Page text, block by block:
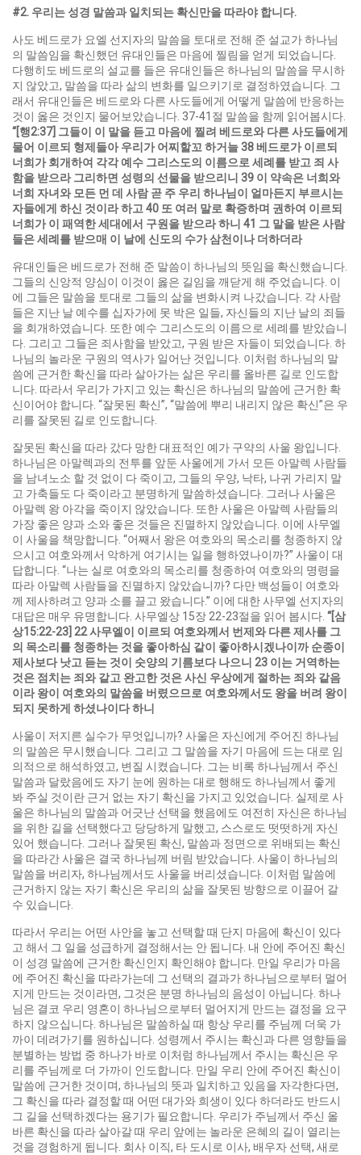
#2. 우리는 성경 말씀과 일치되는 확신만을 따라야 합니다.
사도 베드로가 요엘 선지자의 말씀을 토대로 전해 준 설교가 하나님
의 말씀임을 확신했던 유대인들은 마음에 찔림을 얻게 되었습니다.
다행히도 베드로의 설교를 들은 유대인들은 하나님의 말씀을 무시하
지 않았고, 말씀을 따라 삶의 변화를 일으키기로 결정하였습니다. 그
래서 유대인들은 베드로와 다른 사도들에게 어떻게 말씀에 반응하는
것이 옳은 것인지 물어보았습니다. 37-41절 말씀을 함께 읽어봅시다.
“[ 행2:37] 그들이 이 말을 듣고 마음에 찔려 베드로와 다른 사도들에게
물어 이르되 형제들아 우리가 어찌할꼬 하거늘38베드로가 이르되
너희가 회개하여 각각 예수 그리스도의 이름으로 세례를 받고 죄 사
함을 받으라 그리하면 성령의 선물을 받으리니 39 이 약속은 너희와
너희 자녀와 모든 먼 데 사람 곧 주 우리 하나님이 얼마든지 부르시는
자들에게 하신 것이라 하고 40 또 여러 말로 확증하며 권하여 이르되
너희가 이 패역한 세대에서 구원을 받으라 하니 41 그 말을 받은 사람
들은 세례를 받으매 이 날에 신도의 수가 삼천이나 더하더라
유대인들은 베드로가 전해 준 말씀이 하나님의 뜻임을 확신했습니다.
그들의 신앙적 양심이 이것이 옳은 길임을 깨닫게 해 주었습니다. 이
에 그들은 말씀을 토대로 그들의 삶을 변화시켜 나갔습니다. 각 사람
들은 지난 날 예수를 십자가에 못 박은 일들, 자신들의 지난 날의 죄들
을 회개하였습니다. 또한 예수 그리스도의 이름으로 세례를 받았습니
다. 그리고 그들은 죄사함을 받았고, 구원 받은 자들이 되었습니다. 하
나님의 놀라운 구원의 역사가 일어난 것입니다. 이처럼 하나님의 말
씀에 근거한 확신을 따라 살아가는 삶은 우리를 올바른 길로 인도합
니다. 따라서 우리가 가지고 있는 확신은 하나님의 말씀에 근거한 확
신이어야 합니다. “잘못된 확신”, “말씀에 뿌리 내리지 않은 확신”은 우
리를 잘못된 길로 인도합니다.
잘못된 확신을 따라 갔다 망한 대표적인 예가 구약의 사울 왕입니다.
하나님은 아말렉과의 전투를 앞둔 사울에게 가서 모든 아말렉 사람들
을 남녀노소 할 것 없이 다 죽이고, 그들의 우양, 낙타, 나귀 가리지 말
고 가축들도 다 죽이라고 분명하게 말씀하셨습니다. 그러나 사울은
아말렉 왕 아각을 죽이지 않았습니다. 또한 사울은 아말렉 사람들의
가장 좋은 양과 소와 좋은 것들은 진멸하지 않았습니다. 이에 사무엘
이 사울을 책망합니다. “어째서 왕은 여호와의 목소리를 청종하지 않
으시고 여호와께서 악하게 여기시는 일을 행하였나이까?” 사울이 대
답합니다. “나는 실로 여호와의 목소리를 청종하여 여호와의 명령을
따라 아말렉 사람들을 진멸하지 않았습니까? 다만 백성들이 여호와
께 제사하려고 양과 소를 끌고 왔습니다.” 이에 대한 사무엘 선지자의
대답은 매우 유명합니다. 사무엘상 15장 22-23절을 읽어 봅시다. “[ 삼
상15:22-23] 22사무엘이 이르되 여호와께서 번제와 다른 제사를 그
의 목소리를 청종하는 것을 좋아하심 같이 좋아하시겠나이까 순종이
제사보다 낫고 듣는 것이 숫양의 기름보다 나으니 23 이는 거역하는
것은 점치는 죄와 같고 완고한 것은 사신 우상에게 절하는 죄와 같음
이라 왕이 여호와의 말씀을 버렸으므로 여호와께서도 왕을 버려 왕이
되지 못하게 하셨나이다 하니
사울이 저지른 실수가 무엇입니까? 사울은 자신에게 주어진 하나님
의 말씀은 무시했습니다. 그리고 그 말씀을 자기 마음에 드는 대로 임
의적으로 해석하였고, 변질 시켰습니다. 그는 비록 하나님께서 주신
말씀과 달랐음에도 자기 눈에 원하는 대로 행해도 하나님께서 좋게
봐 주실 것이란 근거 없는 자기 확신을 가지고 있었습니다. 실제로 사
울은 하나님의 말씀과 어긋난 선택을 했음에도 여전히 자신은 하나님
을 위한 길을 선택했다고 당당하게 말했고, 스스로도 떳떳하게 자신
있어 했습니다. 그러나 잘못된 확신, 말씀과 정면으로 위배되는 확신
을 따라간 사울은 결국 하나님께 버림 받았습니다. 사울이 하나님의
말씀을 버리자, 하나님께서도 사울을 버리셨습니다. 이처럼 말씀에
근거하지 않는 자기 확신은 우리의 삶을 잘못된 방향으로 이끌어 갈
수 있습니다.
따라서 우리는 어떤 사안을 놓고 선택할 때 단지 마음에 확신이 있다
고 해서 그 일을 성급하게 결정해서는 안 됩니다. 내 안에 주어진 확신
이 성경 말씀에 근거한 확신인지 확인해야 합니다. 만일 우리가 마음
에 주어진 확신을 따라가는데 그 선택의 결과가 하나님으로부터 멀어
지게 만드는 것이라면, 그것은 분명 하나님의 음성이 아닙니다. 하나
님은 결코 우리 영혼이 하나님으로부터 멀어지게 만드는 결정을 요구
하지 않으십니다. 하나님은 말씀하실 때 항상 우리를 주님께 더욱 가
까이 데려가기를 원하십니다. 성령께서 주시는 확신과 다른 영향들을
분별하는 방법 중 하나가 바로 이처럼 하나님께서 주시는 확신은 우
리를 주님께로 더 가까이 인도합니다. 만일 우리 안에 주어진 확신이
말씀에 근거한 것이며, 하나님의 뜻과 일치하고 있음을 자각한다면,
그 확신을 따라 결정할 때 어떤 대가와 희생이 있다 하더라도 반드시
그 길을 선택하겠다는 용기가 필요합니다. 우리가 주님께서 주신 올
바른 확신을 따라 살아갈 때 우리 앞에는 놀라운 은혜의 길이 열리는
것을 경험하게 됩니다. 회사 이직, 타 도시로 이사, 배우자 선택, 새로